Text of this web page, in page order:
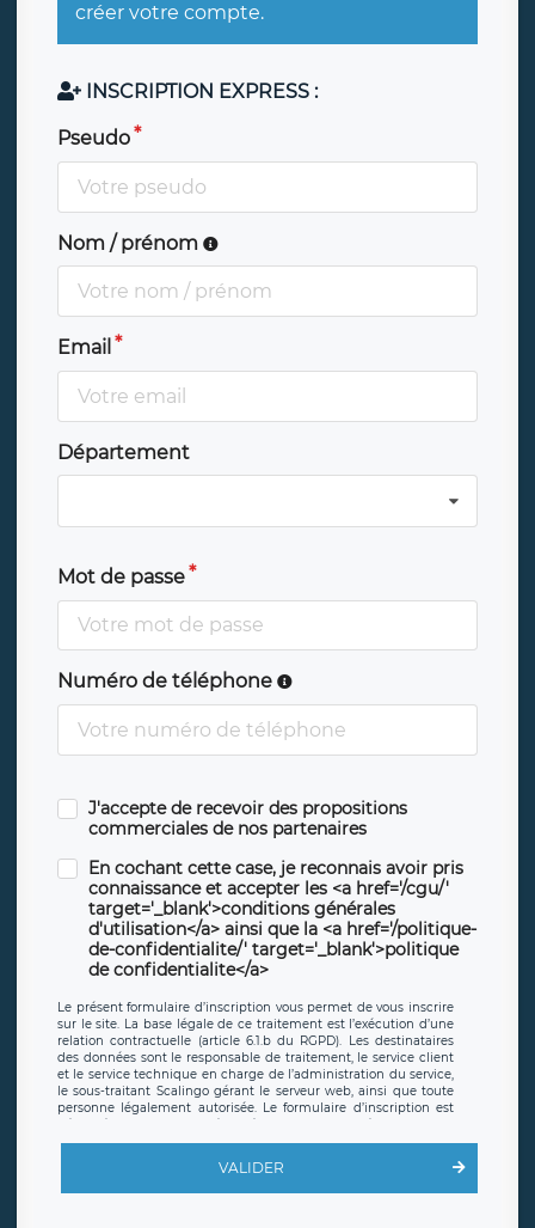
créer votre compte.
INSCRIPTION EXPRESS :
Pseudo
Nom / prénom
Email
Département
Mot de passe
Numéro de téléphone
J'accepte de recevoir des propositions
commerciales de nos partenaires
En cochant cette case, je reconnais avoir pris
connaissance et accepter les <a href='/cgu/'
target='_blank'>conditions générales
d'utilisation</a> ainsi que la <a href='/politique-
de-confidentialite/' target='_blank'>politique
de confidentialite</a>
Le présent formulaire d’inscription vous permet de vous inscrire
sur le site. La base légale de ce traitement est l’exécution d’une
relation contractuelle (article 6.1.b du RGPD). Les destinataires
des données sont le responsable de traitement, le service client
et le service technique en charge de l’administration du service,
le sous-traitant Scalingo gérant le serveur web, ainsi que toute
personne légalement autorisée. Le formulaire d’inscription est
hébergé sur un serveur hébergé par Scalingo, basé en France et
offrant desclauses de protection conformes au RGPD. Les
en sollicite la suppression, étant entendu que vous pouvez
demander la suppression de vos données et retirer votre
VALIDER